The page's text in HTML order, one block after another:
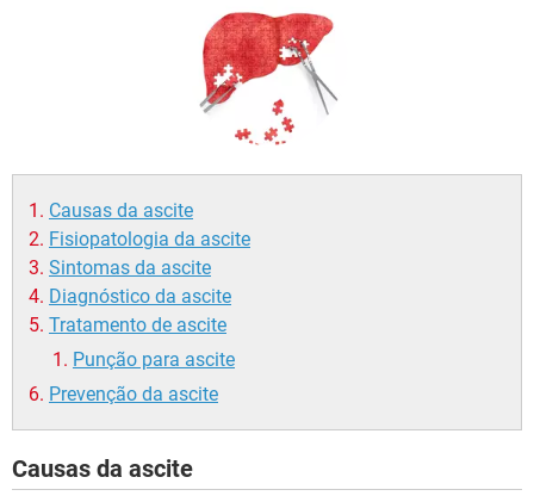
Causas da ascite
Fisiopatologia da ascite
Sintomas da ascite
Diagnóstico da ascite
Tratamento de ascite
Punção para ascite
Prevenção da ascite
Causas da ascite